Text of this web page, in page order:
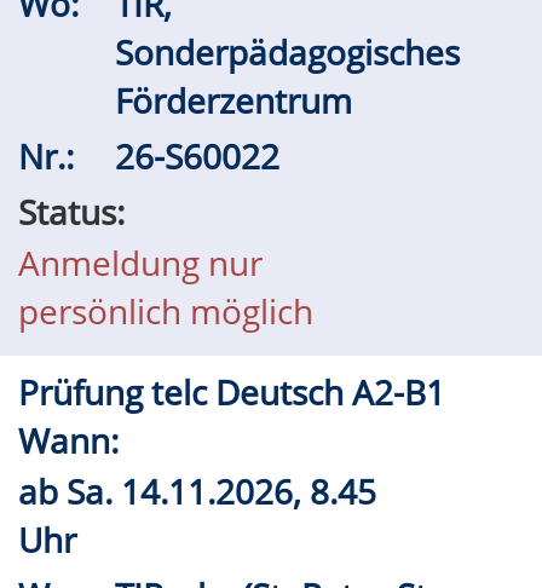
Sonderpädagogisches
Förderzentrum
Nr.:
26-S60022
Status:
Anmeldung nur
persönlich möglich
Prüfung telc Deutsch A2-B1
Wann:
ab Sa. 14.11.2026, 8.45
Uhr